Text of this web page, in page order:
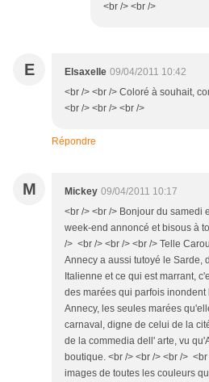
<br /> <br />
E Elsaxelle 09/04/2011 10:42
<br /> <br /> Coloré à souhait,
<br /> <br /> <br />
Répondre
M Mickey 09/04/2011 10:17
<br /> <br /> Bonjour du samedi
week-end annoncé et bisous à
/> <br /> <br /> <br /> Telle
Annecy a aussi tutoyé le Sarde,
Italienne et ce qui est marrant,
des marées qui parfois
Annecy, les seules marées
carnaval, digne de celui de la
de la commedia dell' arte, vu
boutique. <br /> <br /> <br />
images de toutes les couleurs